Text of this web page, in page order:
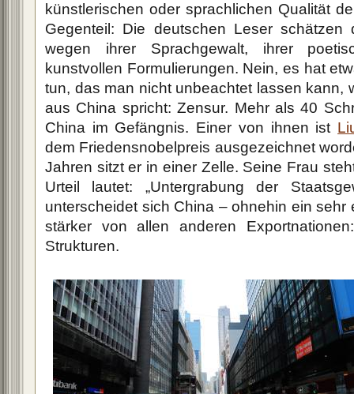
künstlerischen oder sprachlichen Qualität
Gegenteil: Die deutschen Leser schätzen
wegen ihrer Sprachgewalt, ihrer
kunstvollen Formulierungen. Nein, es hat
tun, das man nicht unbeachtet lassen kann,
aus China spricht: Zensur. Mehr als 40
China im Gefängnis. Einer von ihnen ist
dem Friedensnobelpreis ausgezeichnet
Jahren sitzt er in einer Zelle. Seine Frau
Urteil lautet: „Untergrabung der
unterscheidet sich China – ohnehin ein
stärker von allen anderen
Strukturen.